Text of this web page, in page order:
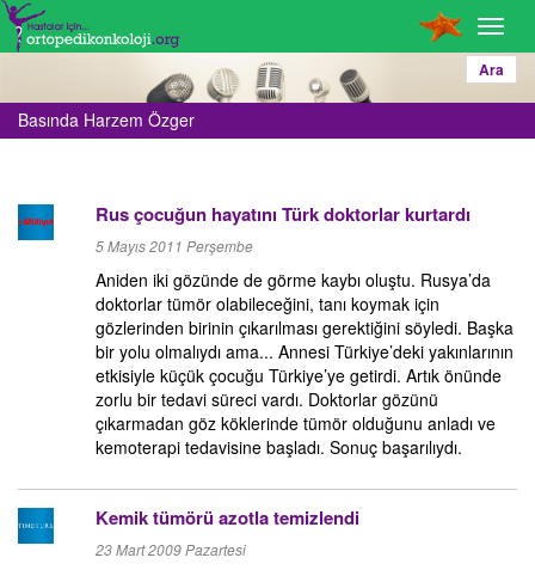
Ara
Basında Harzem Özger
Rus çocuğun hayatını Türk doktorlar kurtardı
5 Mayıs 2011 Perşembe
Aniden iki gözünde de görme kaybı oluştu. Rusya’da
doktorlar tümör olabileceğini, tanı koymak için
gözlerinden birinin çıkarılması gerektiğini söyledi. Başka
bir yolu olmalıydı ama... Annesi Türkiye’deki yakınlarının
etkisiyle küçük çocuğu Türkiye’ye getirdi. Artık önünde
zorlu bir tedavi süreci vardı. Doktorlar gözünü
çıkarmadan göz köklerinde tümör olduğunu anladı ve
kemoterapi tedavisine başladı. Sonuç başarılıydı.
Kemik tümörü azotla temizlendi
23 Mart 2009 Pazartesi